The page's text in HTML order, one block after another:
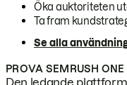
Öka auktoriteten
Ta fram
Se alla
PROVA SEMRUSH ONE
Den ledande